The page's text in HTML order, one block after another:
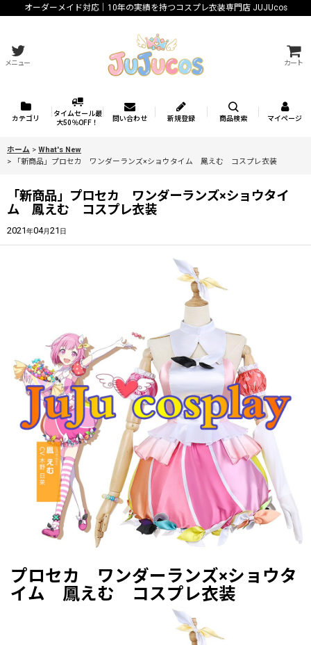
オーダーメイド対応｜10年の実績を持つコスプレ衣装専門店 JUJUcos
メニュー カート
カテゴリ
タイムセール最
大50％OFF！
問い合わせ 新規登録 商品検索 マイページ
ホーム > What's New
>
「新商品」プロセカ ワンダーランズ×ショウタイム 鳳えむ コスプレ衣装
「新商品」プロセカ ワンダーランズ×ショウタイ
ム 鳳えむ コスプレ衣装
2021年04月21 日
プロセカ ワンダーランズ×ショウタ
イム 鳳えむ コスプレ衣装